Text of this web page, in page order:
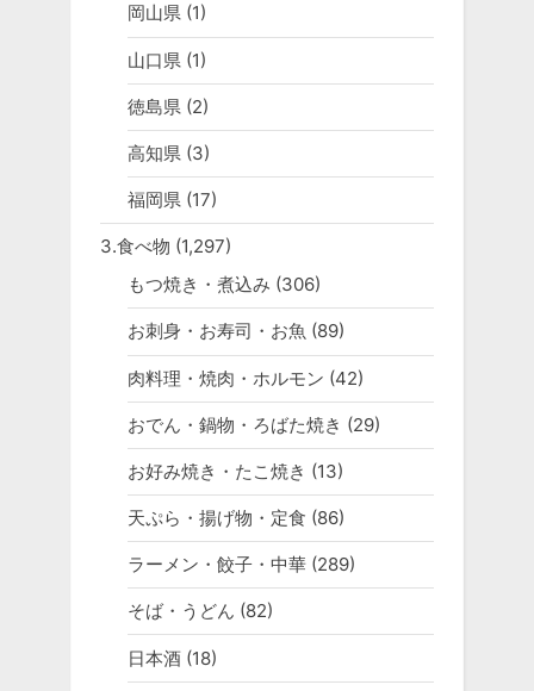
岡山県(1)
山口県 (1)
徳島県 (2)
高知県(3)
福岡県(17)
3.食べ物 (1,297)
もつ焼き・煮込み (306)
お刺身・お寿司・お魚 (89)
肉料理・焼肉・ホルモン (42)
おでん・鍋物・ろばた焼き (29)
お好み焼き・たこ焼き (13)
天ぷら・揚げ物・定食 (86)
ラーメン・餃子・中華(289)
そば・うどん (82)
日本酒(18)